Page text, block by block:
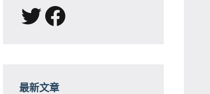
X Facebook
最新文章